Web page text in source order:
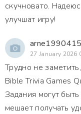
скучновато.
улучшат игру!
arne1990415
27 January 2026
Трудно не
Bible Trivia Games
Задания могут
мешает получать